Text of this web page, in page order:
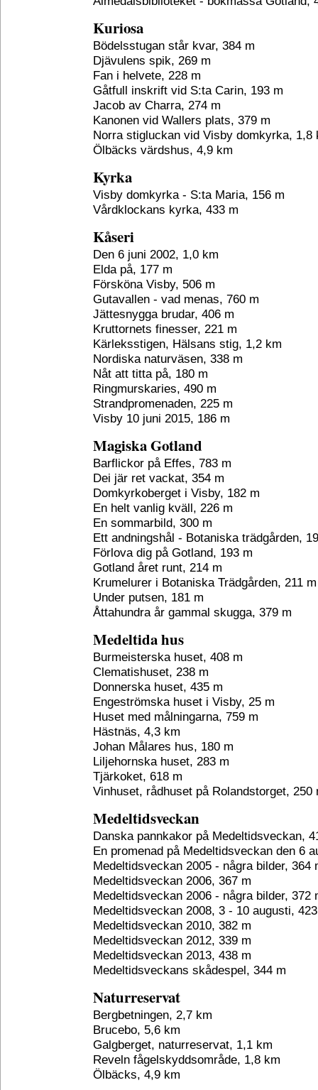
Kuriosa
Bödelsstugan står kvar, 384 m
Djävulens spik, 269 m
Fan i helvete, 228 m
Gåtfull inskrift vid S:ta Carin, 193 m
Jacob av Charra, 274 m
Kanonen vid Wallers plats, 379 m
Norra stigluckan vid Visby domkyrka, 1,8
Ölbäcks värdshus, 4,9 km
Kyrka
Visby domkyrka - S:ta Maria, 156 m
Vårdklockans kyrka, 433 m
Kåseri
Den 6 juni 2002, 1,0 km
Elda på, 177 m
Försköna Visby, 506 m
Gutavallen - vad menas, 760 m
Jättesnygga brudar, 406 m
Kruttornets finesser, 221 m
Kärleksstigen, Hälsans stig, 1,2 km
Nordiska naturväsen, 338 m
Nåt att titta på, 180 m
Ringmurskaries, 490 m
Strandpromenaden, 225 m
Visby 10 juni 2015, 186 m
Magiska Gotland
Barflickor på Effes, 783 m
Dei jär ret vackat, 354 m
Domkyrkoberget i Visby, 182 m
En helt vanlig kväll, 226 m
En sommarbild, 300 m
Ett andningshål - Botaniska trädgården,
Förlova dig på Gotland, 193 m
Gotland året runt, 214 m
Krumelurer i Botaniska Trädgården, 211 m
Under putsen, 181 m
Åttahundra år gammal skugga, 379 m
Medeltida hus
Burmeisterska huset, 408 m
Clematishuset, 238 m
Donnerska huset, 435 m
Engeströmska huset i Visby, 25 m
Huset med målningarna, 759 m
Hästnäs, 4,3 km
Johan Målares hus, 180 m
Liljehornska huset, 283 m
Tjärkoket, 618 m
Vinhuset, rådhuset på Rolandstorget, 250
Medeltidsveckan
Danska pannkakor på Medeltidsveckan,
En promenad på Medeltidsveckan den 6
Medeltidsveckan 2005 - några bilder, 364
Medeltidsveckan 2006, 367 m
Medeltidsveckan 2006 - några bilder, 372
Medeltidsveckan 2008, 3 - 10 augusti,
Medeltidsveckan 2010, 382 m
Medeltidsveckan 2012, 339 m
Medeltidsveckan 2013, 438 m
Medeltidsveckans skådespel, 344 m
Naturreservat
Bergbetningen, 2,7 km
Brucebo, 5,6 km
Galgberget, naturreservat, 1,1 km
Reveln fågelskyddsområde, 1,8 km
Ölbäcks, 4,9 km